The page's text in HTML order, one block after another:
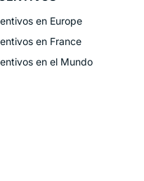
en Europe
en France
en el Mundo